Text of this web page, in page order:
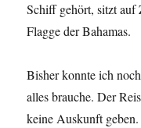
Schiff gehört, sitzt auf
Flagge der Bahamas.
Bisher konnte ich
alles brauche. Der
keine Auskunft